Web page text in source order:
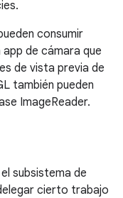
consumir
de cámara que
de vista previa de
también pueden
ImageReader.
subsistema de
cierto trabajo